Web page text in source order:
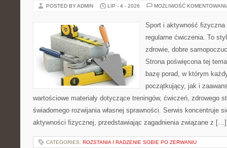
POSTED BY ADMIN LIP - 4 - 2026 MOŻLIWOŚĆ
Sport i aktywność
regularne ćwiczenia. To
zdrowie, dobre
Strona poświęcona tej
bazę porad, w którym
początkujący, jak i
wartościowe materiały dotyczące treningów, ćwiczeń, zdrowego
świadomego rozwijania własnej sprawności. Serwis koncentruje
aktywności fizycznej, przedstawiając zagadnienia związane z […]
CATEGORIES: ROZSTANIA I RADZENIE SOBIE PO ZERWANIU